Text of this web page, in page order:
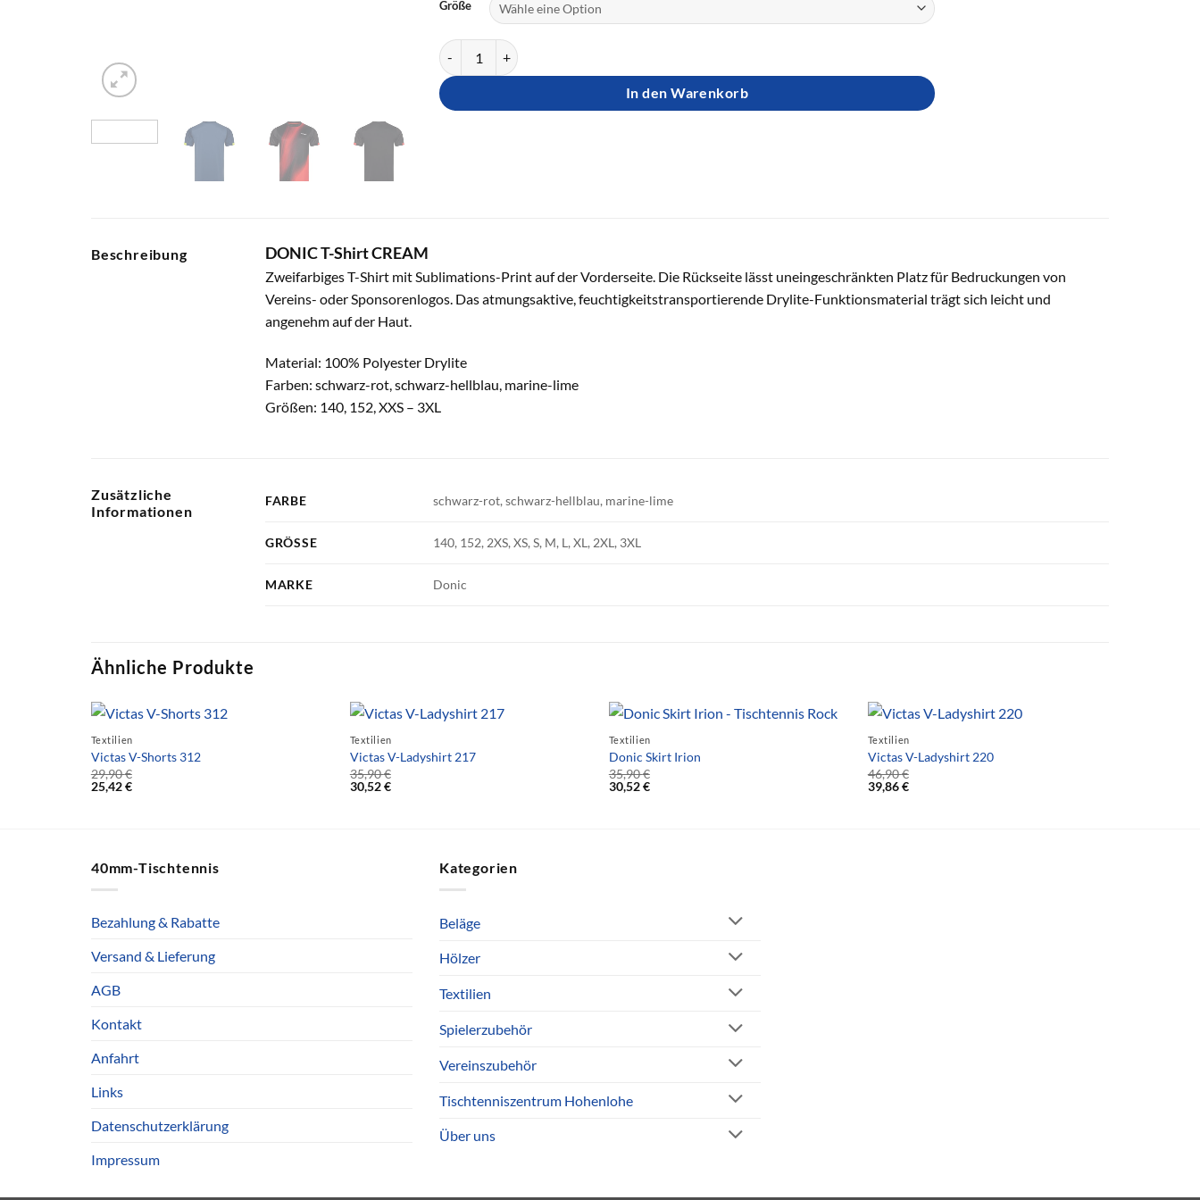
Größe
DONIC T-Shirt CREAM Menge
In den Warenkorb
Beschreibung DONIC T-Shirt CREAM
Zweifarbiges T-Shirt mit Sublimations-Print auf der Vorderseite. Die Rückseite lässt uneingeschränkten Platz für Bedruckungen von
Vereins- oder Sponsorenlogos. Das atmungsaktive, feuchtigkeitstransportierende Drylite-Funktionsmaterial trägt sich leicht und
angenehm auf der Haut.
Material: 100% Polyester Drylite
Farben: schwarz-rot, schwarz-hellblau, marine-lime
Größen: 140, 152, XXS – 3XL
Zusätzliche
Informationen
FARBE schwarz-rot, schwarz-hellblau, marine-lime
GRÖSSE 140, 152, 2XS, XS, S, M, L, XL, 2XL, 3XL
MARKE Donic
Ähnliche Produkte
Textilien
Victas V-Shorts 312
29,90€
25,42€
Textilien
Victas V-Ladyshirt 217
35,90€
30,52€
Textilien
Donic Skirt Irion
35,90€
30,52€
Textilien
Victas V-Ladyshirt 220
46,90€
39,86€
40mm-Tischtennis
Bezahlung & Rabatte
Versand & Lieferung
AGB
Kontakt
Anfahrt
Links
Datenschutzerklärung
Impressum
Kategorien
Beläge
Hölzer
Textilien
Spielerzubehör
Vereinszubehör
Tischtenniszentrum Hohenlohe
Über uns